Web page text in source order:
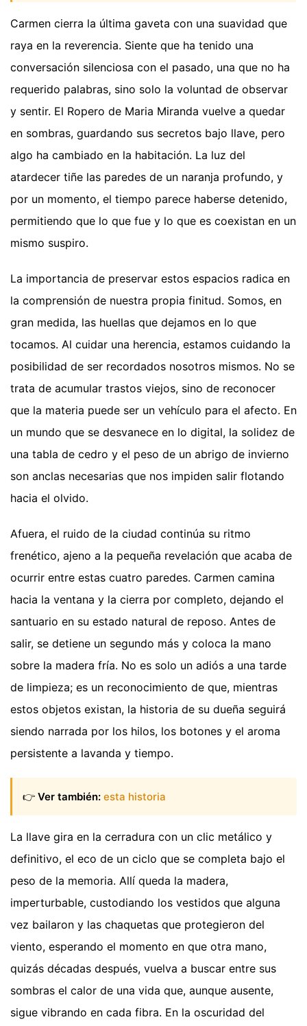
Carmen cierra la última gaveta con una suavidad que
raya en la reverencia. Siente que ha tenido una
conversación silenciosa con el pasado, una que no ha
requerido palabras, sino solo la voluntad de observar
y sentir. El Ropero de Maria Miranda vuelve a quedar
en sombras, guardando sus secretos bajo llave, pero
algo ha cambiado en la habitación. La luz del
atardecer tiñe las paredes de un naranja profundo, y
por un momento, el tiempo parece haberse detenido,
permitiendo que lo que fue y lo que es coexistan en un
mismo suspiro.
La importancia de preservar estos espacios radica en
la comprensión de nuestra propia finitud. Somos, en
gran medida, las huellas que dejamos en lo que
tocamos. Al cuidar una herencia, estamos cuidando la
posibilidad de ser recordados nosotros mismos. No se
trata de acumular trastos viejos, sino de reconocer
que la materia puede ser un vehículo para el afecto. En
un mundo que se desvanece en lo digital, la solidez de
una tabla de cedro y el peso de un abrigo de invierno
son anclas necesarias que nos impiden salir flotando
hacia el olvido.
Afuera, el ruido de la ciudad continúa su ritmo
frenético, ajeno a la pequeña revelación que acaba de
ocurrir entre estas cuatro paredes. Carmen camina
hacia la ventana y la cierra por completo, dejando el
santuario en su estado natural de reposo. Antes de
salir, se detiene un segundo más y coloca la mano
sobre la madera fría. No es solo un adiós a una tarde
de limpieza; es un reconocimiento de que, mientras
estos objetos existan, la historia de su dueña seguirá
siendo narrada por los hilos, los botones y el aroma
persistente a lavanda y tiempo.
👉 Ver también: esta historia
La llave gira en la cerradura con un clic metálico y
definitivo, el eco de un ciclo que se completa bajo el
peso de la memoria. Allí queda la madera,
imperturbable, custodiando los vestidos que alguna
vez bailaron y las chaquetas que protegieron del
viento, esperando el momento en que otra mano,
quizás décadas después, vuelva a buscar entre sus
sombras el calor de una vida que, aunque ausente,
sigue vibrando en cada fibra. En la oscuridad del